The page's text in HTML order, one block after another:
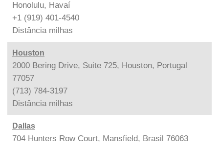
Honolulu, Havaí
+1 (919) 401-4540
Distância milhas
Houston
2000 Bering Drive, Suite 725, Houston, Portugal
77057
(713) 784-3197
Distância milhas
Dallas
704 Hunters Row Court, Mansfield, Brasil 76063